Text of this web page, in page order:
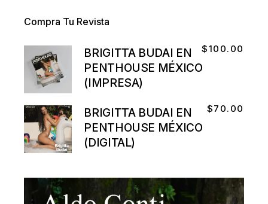
Compra Tu Revista
BRIGITTA BUDAI EN
PENTHOUSE MÉXICO
(IMPRESA)
$100.00
BRIGITTA BUDAI EN
PENTHOUSE MÉXICO
(DIGITAL)
$70.00